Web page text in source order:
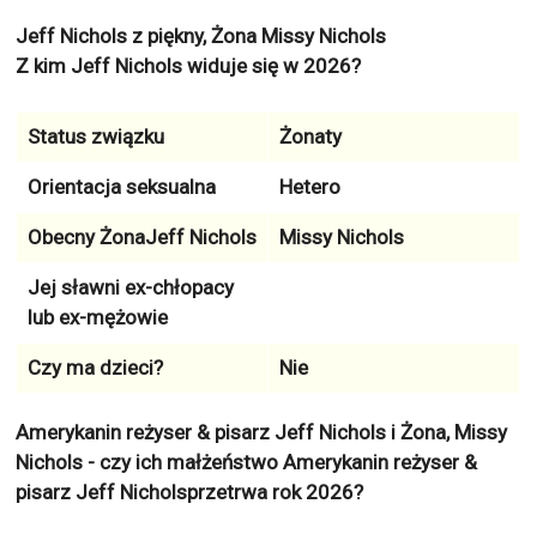
Jeff Nichols z piękny, Żona Missy Nichols
Z kim Jeff Nichols widuje się w 2026?
Status związku Żonaty
Orientacja seksualna Hetero
Obecny ŻonaJeff Nichols Missy Nichols
Jej sławni ex-chłopacy
lub ex-mężowie
Czy ma dzieci? Nie
Amerykanin reżyser & pisarz Jeff Nichols i Żona, Missy
Nichols - czy ich małżeństwo Amerykanin reżyser &
pisarz Jeff Nicholsprzetrwa rok 2026?